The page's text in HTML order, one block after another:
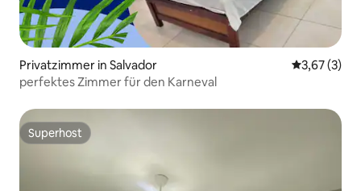
Privatzimmer in Salvador
3,67 (3)
perfektes Zimmer für den Karneval
Superhost
Superhost